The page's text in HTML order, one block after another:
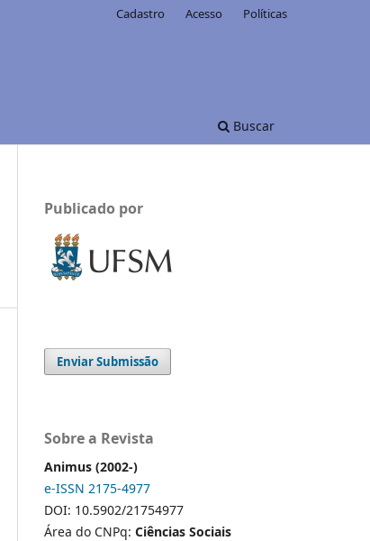
Buscar
Cadastro Acesso Políticas
Publicado por
Enviar Submissão
Sobre a Revista
Animus (2002-)
e-ISSN 2175-4977
DOI: 10.5902/21754977
Área do CNPq: Ciências Sociais